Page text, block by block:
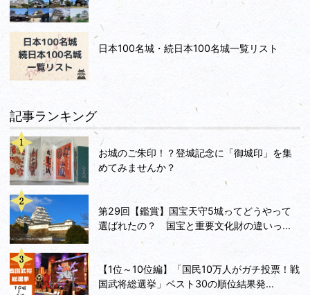
日本100名城・続日本100名城一覧リスト
記事ランキング
お城のご朱印！？登城記念に「御城印」を集
めてみませんか？
第29回【鑑賞】国宝天守5城ってどうやって
選ばれたの？ 国宝と重要文化財の違いっ...
【1位～10位編】「国民10万人がガチ投票！戦
国武将総選挙」ベスト30の順位結果発...